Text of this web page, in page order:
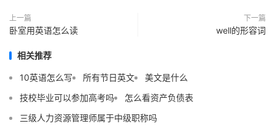
上一篇
卧室用英语怎么读
下一篇
well的形容词
相关推荐
10英语怎么写 所有节日英文
美文是什么
技校毕业可以参加高考吗
怎么看资产负债表
三级人力资源管理师属于中级职称吗